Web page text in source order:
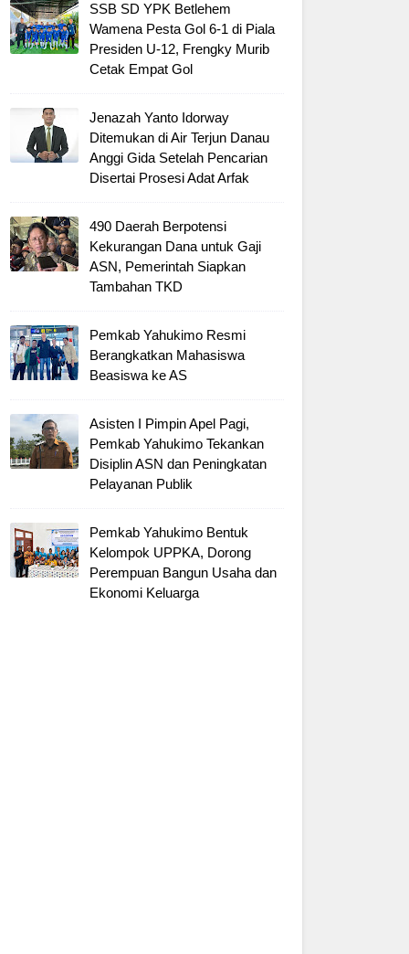
SSB SD YPK Betlehem
Wamena Pesta Gol 6-1 di Piala
Presiden U-12, Frengky Murib
Cetak Empat Gol
Jenazah Yanto Idorway
Ditemukan di Air Terjun Danau
Anggi Gida Setelah Pencarian
Disertai Prosesi Adat Arfak
490 Daerah Berpotensi
Kekurangan Dana untuk Gaji
ASN, Pemerintah Siapkan
Tambahan TKD
Pemkab Yahukimo Resmi
Berangkatkan Mahasiswa
Beasiswa ke AS
Asisten I Pimpin Apel Pagi,
Pemkab Yahukimo Tekankan
Disiplin ASN dan Peningkatan
Pelayanan Publik
Pemkab Yahukimo Bentuk
Kelompok UPPKA, Dorong
Perempuan Bangun Usaha dan
Ekonomi Keluarga